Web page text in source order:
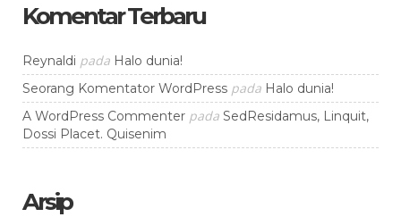
Komentar Terbaru
Reynaldi pada Halo dunia!
Seorang Komentator WordPress pada Halo dunia!
A WordPress Commenter pada SedResidamus, Linquit,
Dossi Placet. Quisenim
Arsip